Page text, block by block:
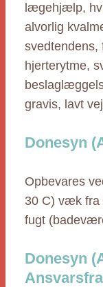
lægehjælp,
alvorlig
svedtendens,
hjerterytme,
gravis, lavt
Donesyn
Opbevares
30 C) væk fra
fugt
Donesyn